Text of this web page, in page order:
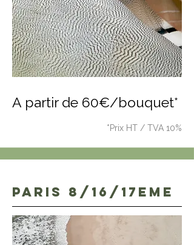
A partir de 60€/bouquet*
*Prix HT / TVA 10%
PARIS 8/16/17EME